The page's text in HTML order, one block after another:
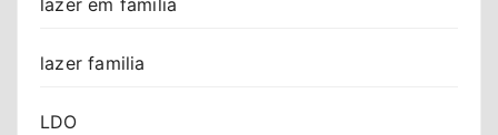
lazer familia
LDO